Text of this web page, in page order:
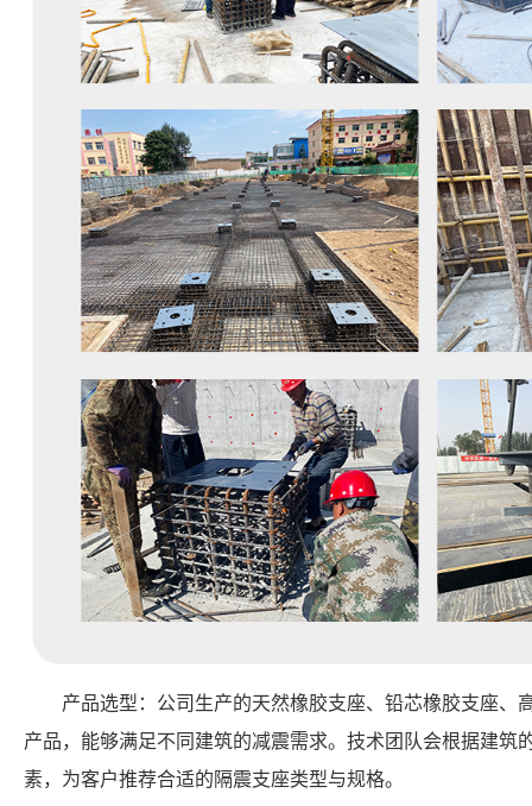
产品选型：公司生产的天然橡胶支座、铅芯橡胶支座、
产品，能够满足不同建筑的减震需求。技术团队会根据建筑
素，为客户推荐合适的隔震支座类型与规格。